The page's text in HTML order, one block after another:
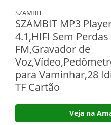
SZAMBIT
SZAMBIT MP3
4.1,HIFI Sem
FM,Gravador de
para Vaminhar,28
TF Cartão
Veja na